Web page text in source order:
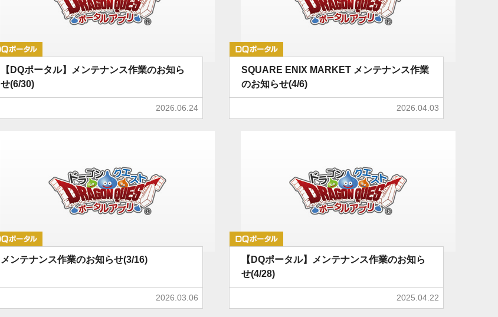
【DQポータル】メンテナンス作業のお知ら
せ(6/30)
2026.06.24
SQUARE ENIX MARKET メンテナンス作業
のお知らせ(4/6)
2026.04.03
メンテナンス作業のお知らせ(3/16)
2026.03.06
【DQポータル】メンテナンス作業のお知ら
せ(4/28)
2025.04.22